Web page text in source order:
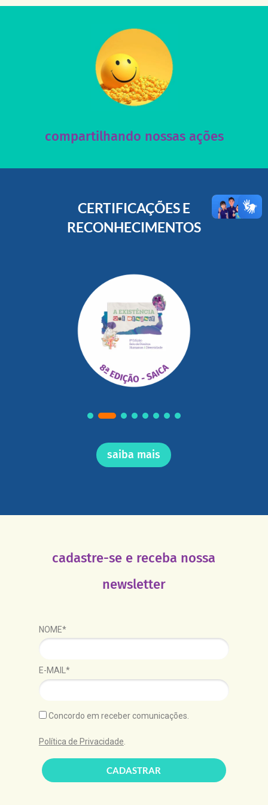
compartilhando nossas ações
Acesse nossas redes sociais e nos ajude compartilhando
nossos posts e nosso site!
acesse nosso instagram
CERTIFICAÇÕES E
RECONHECIMENTOS
saiba mais
cadastre-se e receba nossa
newsletter
NOME*
E-MAIL*
Concordo em receber comunicações.
Política de Privacidade
CADASTRAR